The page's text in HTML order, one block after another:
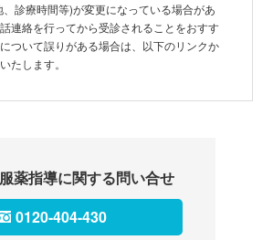
診療時間等)が変更になっている場合があ
連絡を行ってから受診されることをおすす
ついて誤りがある場合は、以下のリンクか
たします。
薬指導に関する問い合せ
0120-404-430